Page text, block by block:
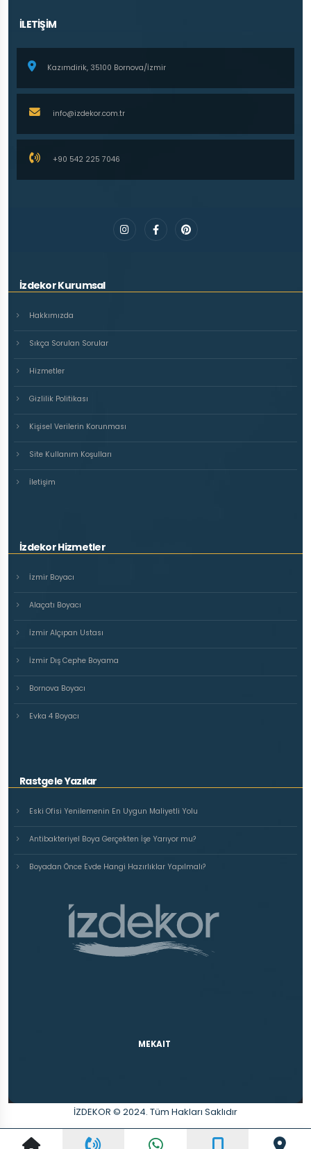
İLETİŞİM
Kazımdirik, 35100 Bornova/İzmir
info@izdekor.com.tr
+90 542 225 7046
İzdekor Kurumsal
Hakkımızda
Sıkça Sorulan Sorular
Hizmetler
Gizlilik Politikası
Kişisel Verilerin Korunması
Site Kullanım Koşulları
İletişim
İzdekor Hizmetler
İzmir Boyacı
Alaçatı Boyacı
İzmir Alçıpan Ustası
İzmir Dış Cephe Boyama
Bornova Boyacı
Evka 4 Boyacı
Rastgele Yazılar
Eski Ofisi Yenilemenin En Uygun Maliyetli Yolu
Antibakteriyel Boya Gerçekten İşe Yarıyor mu?
Boyadan Önce Evde Hangi Hazırlıklar Yapılmalı?
MEKAIT
İZDEKOR © 2024. Tüm Hakları Saklıdır